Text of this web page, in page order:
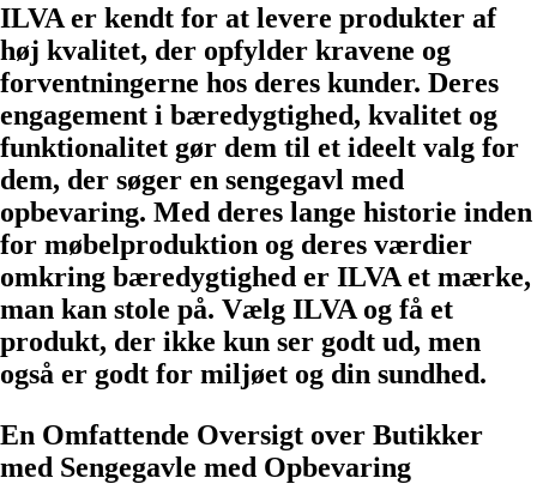
ILVA er kendt for at levere produkter af
høj kvalitet, der opfylder kravene og
forventningerne hos deres kunder. Deres
engagement i bæredygtighed, kvalitet og
funktionalitet gør dem til et ideelt valg for
dem, der søger en sengegavl med
opbevaring. Med deres lange historie inden
for møbelproduktion og deres værdier
omkring bæredygtighed er ILVA et mærke,
man kan stole på. Vælg ILVA og få et
produkt, der ikke kun ser godt ud, men
også er godt for miljøet og din sundhed.
En Omfattende Oversigt over Butikker
med Sengegavle med Opbevaring